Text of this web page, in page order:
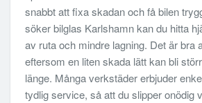
snabbt att fixa skadan och få bilen
söker bilglas Karlshamn kan du hitta
av ruta och mindre lagning. Det är bra
eftersom en liten skada lätt kan bli
länge. Många verkstäder erbjuder
tydlig service, så att du slipper onödig